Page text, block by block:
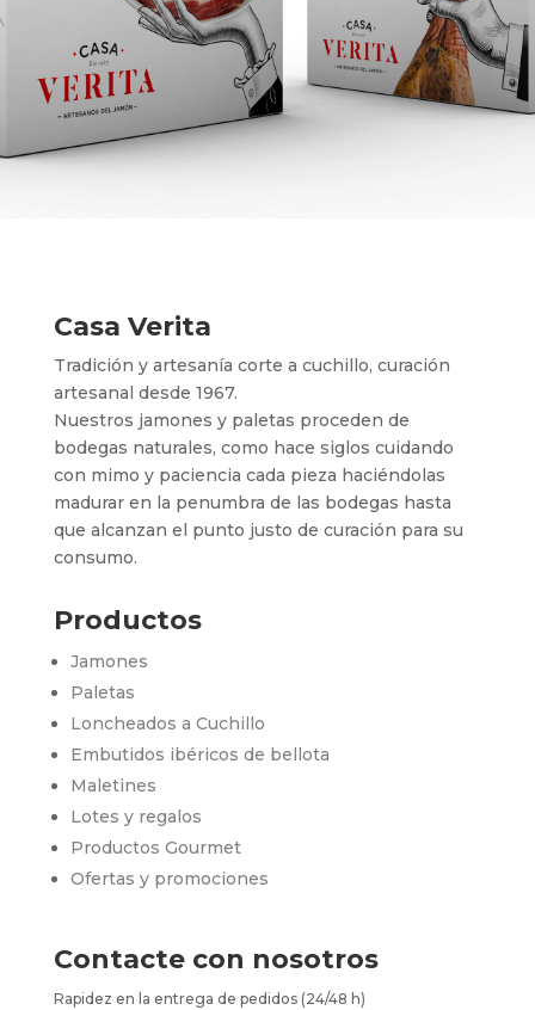
Casa Verita
Tradición y artesanía corte a cuchillo, curación
artesanal desde 1967.
Nuestros jamones y paletas proceden de
bodegas naturales, como hace siglos cuidando
con mimo y paciencia cada pieza haciéndolas
madurar en la penumbra de las bodegas hasta
que alcanzan el punto justo de curación para su
consumo.
Productos
Jamones
Paletas
Loncheados a Cuchillo
Embutidos ibéricos de bellota
Maletines
Lotes y regalos
Productos Gourmet
Ofertas y promociones
Contacte con nosotros
Rapidez en la entrega de pedidos (24/48 h)